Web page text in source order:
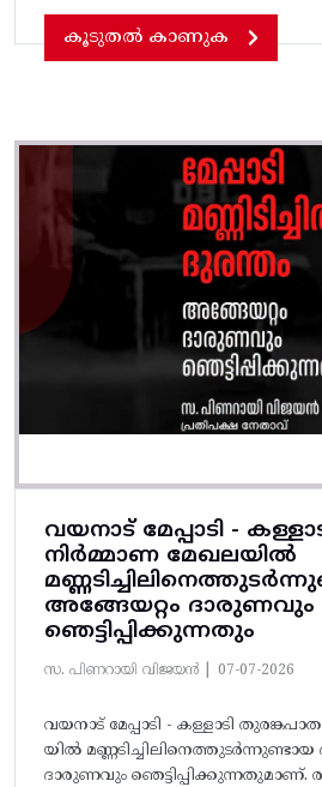
കൂടുതൽ കാണുക
വയനാട് മേപ്പാടി -
നിർമ്മാണ മേഖലയില്‍
അങ്ങേയറ്റം ദാരുണവും
ഞെട്ടിപ്പിക്കുന്നതും
സ. പിണറായി വിജയൻ | 07-07-2026
വയനാട് മേപ്പാടി - കള്ളാടി
യില്‍ മണ്ണടിച്ചിലിനെത്തുടര്‍ന്നുണ്ടായ
ദാരുണവും ഞെട്ടിപ്പിക്കുന്നതുമാണ്.